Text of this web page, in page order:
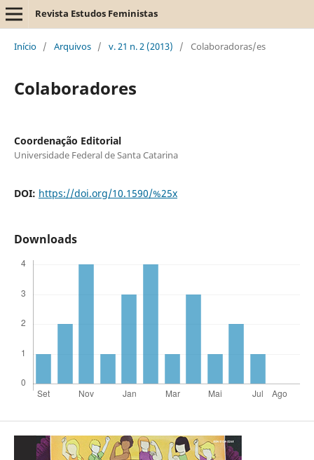
Revista Estudos Feministas
Início / Arquivos / v. 21 n. 2 (2013) / Colaboradoras/es
Colaboradores
Coordenação Editorial
Universidade Federal de Santa Catarina
DOI: https://doi.org/10.1590/%25x
Downloads